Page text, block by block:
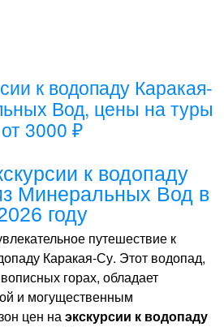
к водопаду Каракая-
Вод, цены на туры
от 3000 ₽
к водопаду
Минеральных Вод в
году
путешествие к
Каракая-Су. Этот водопад,
горах, обладает
и могущественным
цен наэкскурсии к водопаду